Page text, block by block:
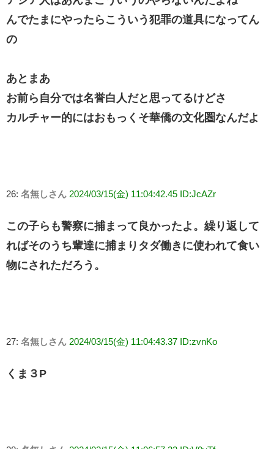
んでたまにやったらこういう犯罪の道具になってん
の
あとまあ
お前ら自分では名誉白人だと思ってるけどさ
カルチャー的にはおもっくそ華僑の文化圏なんだよ
26: 名無しさん 2024/03/15(金) 11:04:42.45 ID:JcAZr
この子らも警察に捕まって良かったよ。繰り返して
ればそのうち輩達に捕まりタダ働きに使われて食い
物にされただろう。
27: 名無しさん 2024/03/15(金) 11:04:43.37 ID:zvnKo
くま３P